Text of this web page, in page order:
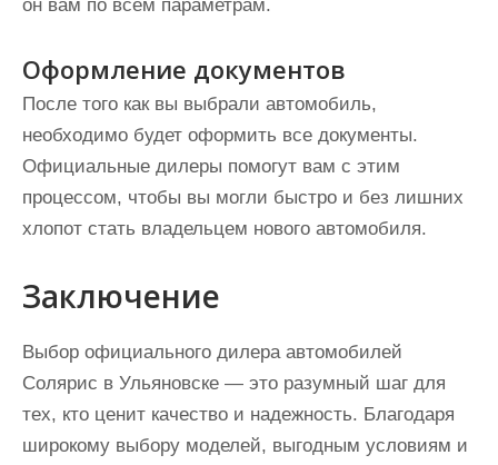
он вам по всем параметрам.
Оформление документов
После того как вы выбрали автомобиль,
необходимо будет оформить все документы.
Официальные дилеры помогут вам с этим
процессом, чтобы вы могли быстро и без лишних
хлопот стать владельцем нового автомобиля.
Заключение
Выбор официального дилера автомобилей
Солярис в Ульяновске — это разумный шаг для
тех, кто ценит качество и надежность. Благодаря
широкому выбору моделей, выгодным условиям и